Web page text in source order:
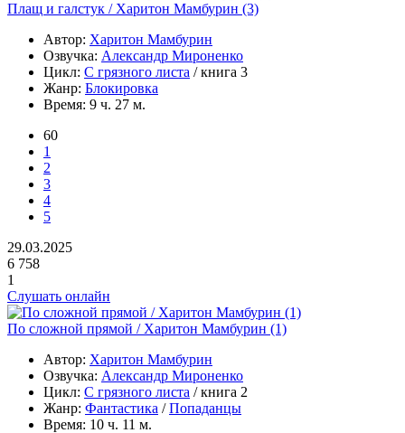
Плащ и галстук / Харитон Мамбурин (3)
Автор: Харитон Мамбурин
Озвучка: Александр Мироненко
Цикл: С грязного листа / книга 3
Жанр: Блокировка
Время: 9 ч. 27 м.
60
1
2
3
4
5
29.03.2025
6 758
1
Слушать онлайн
По сложной прямой / Харитон Мамбурин (1)
Автор: Харитон Мамбурин
Озвучка: Александр Мироненко
Цикл: С грязного листа / книга 2
Жанр: Фантастика /Попаданцы
Время: 10 ч. 11 м.